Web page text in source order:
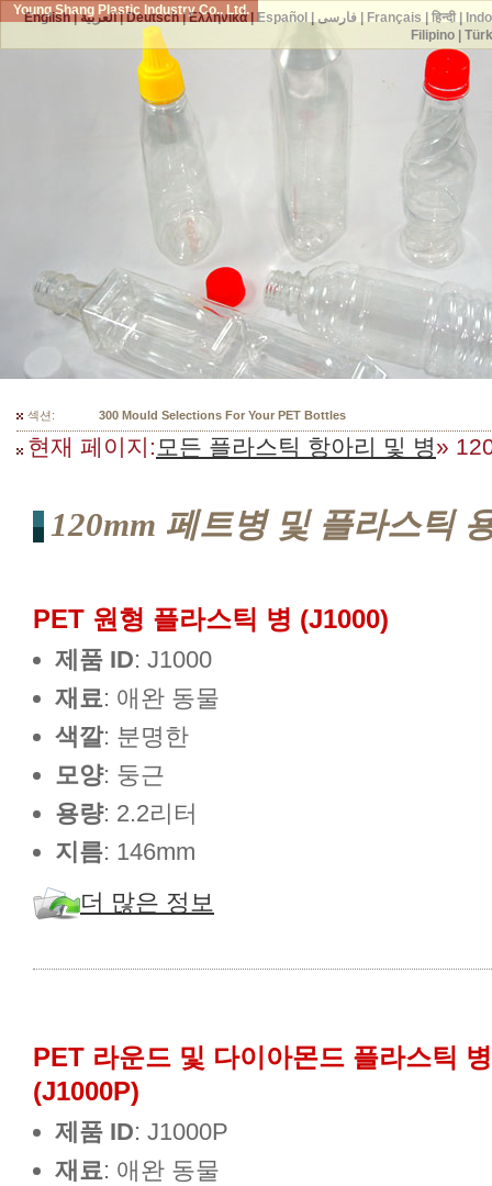
Young Shang Plastic Industry Co., Ltd.
섹션: 300 Mould Selections For Your PET Bottles
현재 페이지: 모든 플라스틱 항아리 및 병»
120mm 페트병 및 플라스틱
PET 원형 플라스틱 병 (J1000)
제품 ID: J1000
재료: 애완 동물
색깔: 분명한
모양: 둥근
용량: 2.2리터
지름: 146mm
더 많은 정보
PET 라운드 및 다이아몬드 플라스틱 병
(J1000P)
제품 ID: J1000P
재료: 애완 동물
English|العربية|Deutsch|Ελληνικά| Español فارسی| Français हिन्दी|
Filipino|